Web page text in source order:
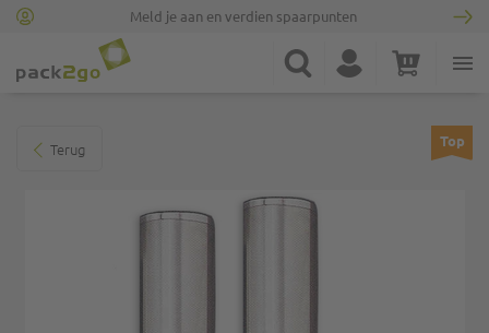
Meld je aan en verdien spaarpunten
Ga naar homepagina
Zoek Account Winkelwagen
Terug Top